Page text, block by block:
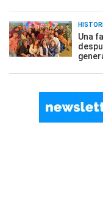
Una